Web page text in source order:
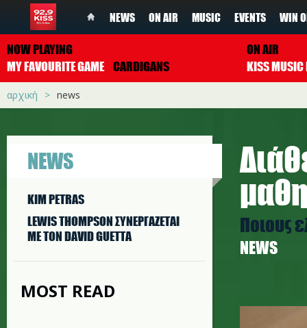
NEWS ON AIR MUSIC EVENTS WIN
NOW PLAYING
MY FAVOURITE GAME CARDIGANS
ON AIR
αρχική news
NEWS
KIM PETRAS
LEWIS THOMPSON ΣΥΝΕΡΓAΖΕΤΑΙ
ΜΕ ΤΟΝ DAVID GUETTA
MOST READ
Ποιους
NEWS